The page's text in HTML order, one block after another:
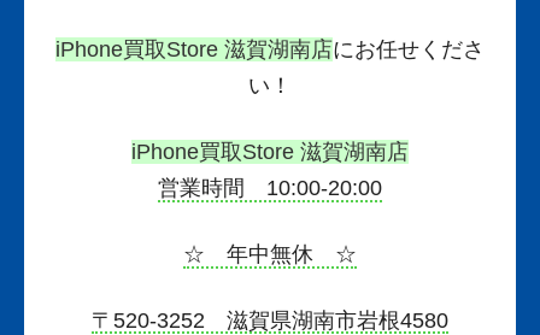
iPhone買取Store 滋賀湖南店にお任せくださ
い！
iPhone買取Store 滋賀湖南店
営業時間 10:00-20:00
☆ 年中無休 ☆
〒520-3252 滋賀県湖南市岩根4580